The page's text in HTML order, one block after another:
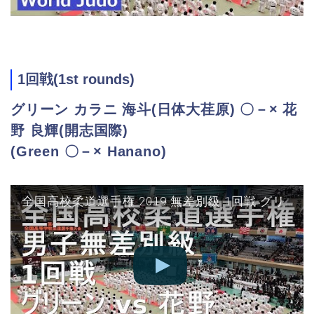
1回戦(1st rounds)
グリーン カラニ 海斗(日体大荏原) 〇－× 花
野 良輝(開志国際)
(Green 〇－× Hanano)
全国高校柔道選手権 2019 無差別級 1回戦 グリーン vs 花野 JUDO